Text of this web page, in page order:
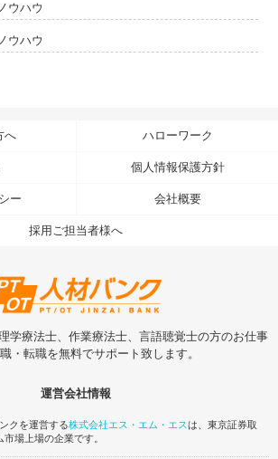
ウハウ
ウハウ
へ ハローワーク
個人情報保護方針
ー 会社概要
採用ご担当者様へ
学療法士、作業療法士、言語聴覚士の方のお仕事
・転職を無料でサポート致します。
運営会社情報
クを運営する株式会社エス・エム・エスは、東京証券取
市場上場の企業です。